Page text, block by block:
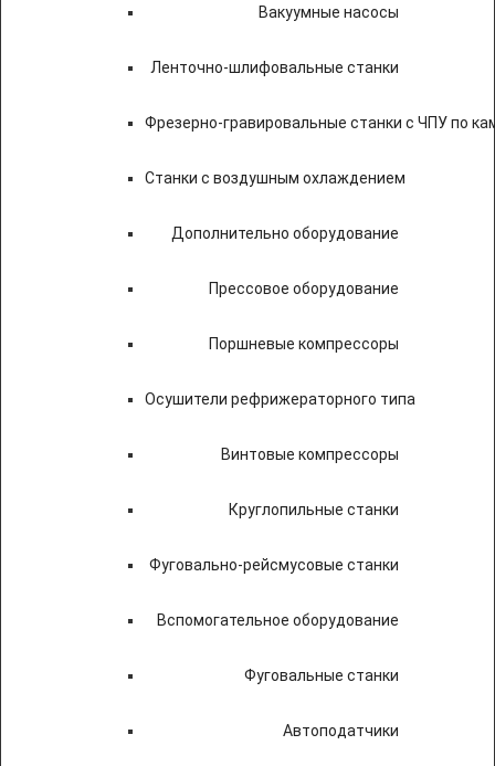
Вакуумные насосы
Ленточно-шлифовальные станки
Фрезерно-гравировальные станки с ЧПУ по
Станки с воздушным охлаждением
Дополнительно оборудование
Прессовое оборудование
Поршневые компрессоры
Осушители рефрижераторного типа
Винтовые компрессоры
Круглопильные станки
Фуговально-рейсмусовые станки
Вспомогательное оборудование
Фуговальные станки
Автоподатчики